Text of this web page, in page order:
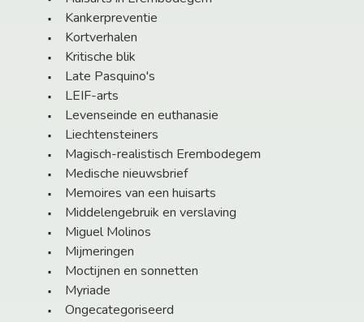
Kankerpreventie
Kortverhalen
Kritische blik
Late Pasquino's
LEIF-arts
Levenseinde en euthanasie
Liechtensteiners
Magisch-realistisch Erembodegem
Medische nieuwsbrief
Memoires van een huisarts
Middelengebruik en verslaving
Miguel Molinos
Mijmeringen
Moctijnen en sonnetten
Myriade
Ongecategoriseerd